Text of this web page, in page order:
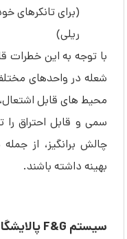
(برای تانکرهای
ریلی)
با توجه به این
شعله در واحدهای
محیط های قابل اشتعال،
سمی و قابل احتراق
چالش برانگیز، از
بهینه داشته باشند.
سیستم F&G پالایشگاه چیست؟